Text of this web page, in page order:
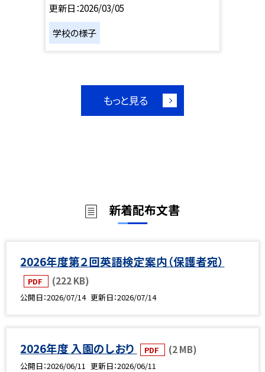
更新日 2026/03/05
学校の様子
もっと見る
新着配布文書
2026年度第２回英語検定案内（保護者宛）
PDF (222 KB)
公開日 2026/07/14 更新日 2026/07/14
2026年度 入園のしおり PDF (2 MB)
公開日 2026/06/11 更新日 2026/06/11